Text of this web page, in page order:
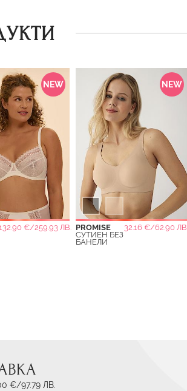
NEW
€/259.93 ЛВ.
NEW
PROMISE
32.16 €/62.90 ЛВ.
СУТИЕН БЕЗ
БАНЕЛИ
€/97.79 ЛВ.